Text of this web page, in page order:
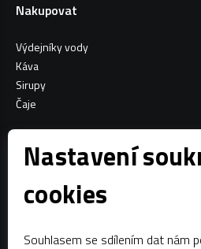
Nastavení
cookies
Souhlasem se sdílením dat nám
Nakupovat
Výdejníky vody
Káva
Sirupy
Čaje